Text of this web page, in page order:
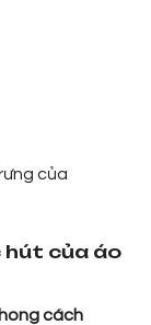
của
hút của áo
cách